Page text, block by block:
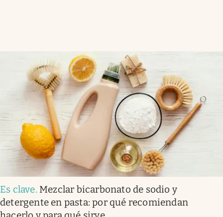
Es clave. Mezclar bicarbonato de sodio y
detergente en pasta: por qué recomiendan